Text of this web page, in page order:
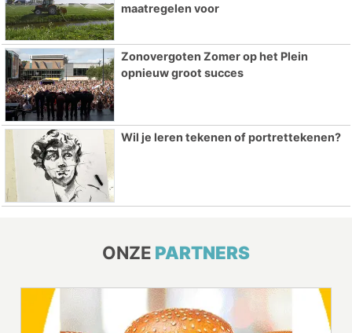
maatregelen voor
Zonovergoten Zomer op het Plein
opnieuw groot succes
Wil je leren tekenen of portrettekenen?
ONZE PARTNERS